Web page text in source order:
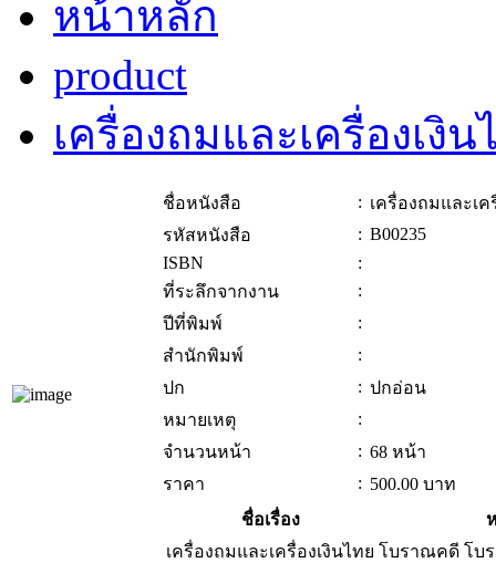
หน้าหลัก
product
เครื่องถมและเครื่องเงิน
ชื่อหนังสือ : เครื่องถมและเค
รหัสหนังสือ
: B00235
ISBN
:
ที่ระลึกจากงาน
:
ปีที่พิมพ์
:
สำนักพิมพ์
:
ปก
: ปกอ่อน
หมายเหตุ
:
จำนวนหน้า
: 68 หน้า
ราคา
: 500.00 บาท
ชื่อเรื่อง
เครื่องถมและเครื่องเงินไทย โบราณคดี โบ